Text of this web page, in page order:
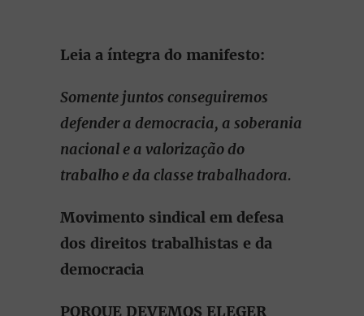
Leia a íntegra do manifesto:
Somente juntos conseguiremos
defender a democracia, a soberania
nacional e a valorização do
trabalho e da classe trabalhadora.
Movimento sindical em defesa
dos direitos trabalhistas e da
democracia
PORQUE DEVEMOS ELEGER